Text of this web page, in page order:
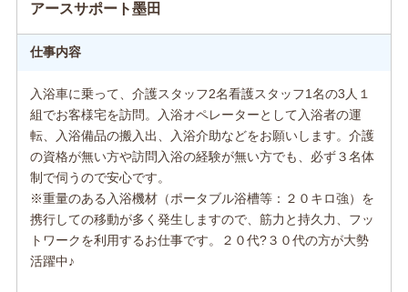
アースサポート墨田
仕事内容
入浴車に乗って、介護スタッフ2名看護スタッフ1名の3人１
組でお客様宅を訪問。入浴オペレーターとして入浴者の運
転、入浴備品の搬入出、入浴介助などをお願いします。介護
の資格が無い方や訪問入浴の経験が無い方でも、必ず３名体
制で伺うので安心です。
※重量のある入浴機材（ポータブル浴槽等：２０キロ強）を
携行しての移動が多く発生しますので、筋力と持久力、フッ
トワークを利用するお仕事です。２０代?３０代の方が大勢
活躍中♪